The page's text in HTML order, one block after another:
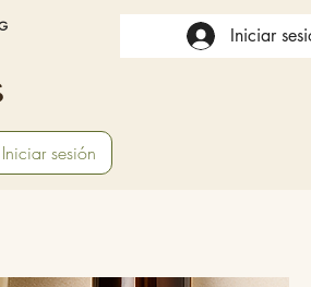
Iniciar
Iniciar sesión